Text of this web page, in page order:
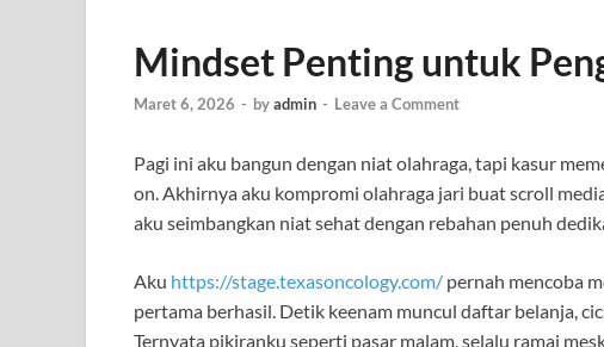
Mindset Penting untuk
Maret 6, 2026 - byadmin - Leave a Comment
Pagi ini aku bangun dengan niat olahraga, tapi kasur
on. Akhirnya aku kompromi olahraga jari buat scroll
aku seimbangkan niat sehat dengan rebahan penuh
Aku https://stage.texasoncology.com/ pernah mencoba
pertama berhasil. Detik keenam muncul daftar belanja,
Ternyata pikiranku seperti pasar malam, selalu ramai